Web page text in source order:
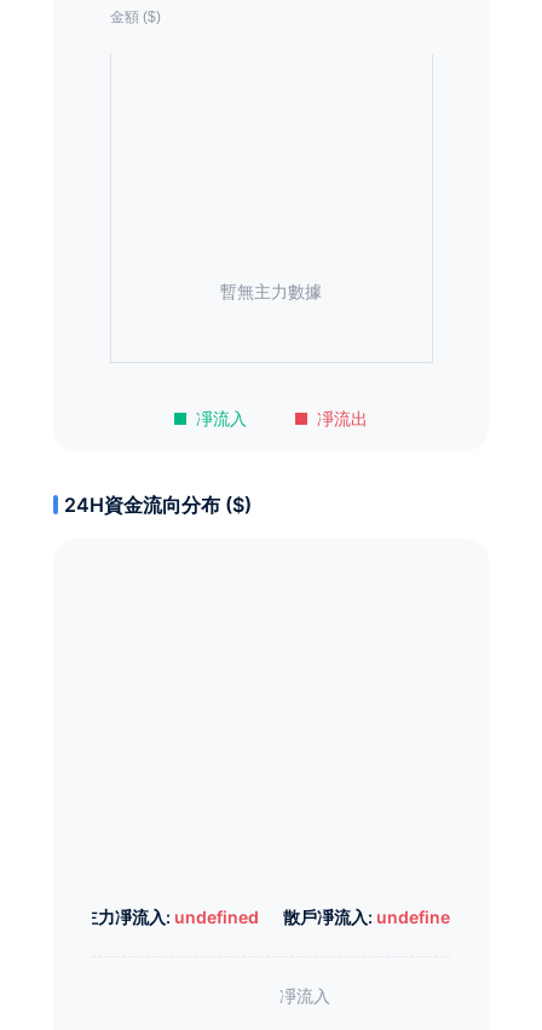
凈流入 凈流出
暫無主力數據
24H資金流向分布 ($)
主力凈流入: undefined 散戶凈流入: undefined